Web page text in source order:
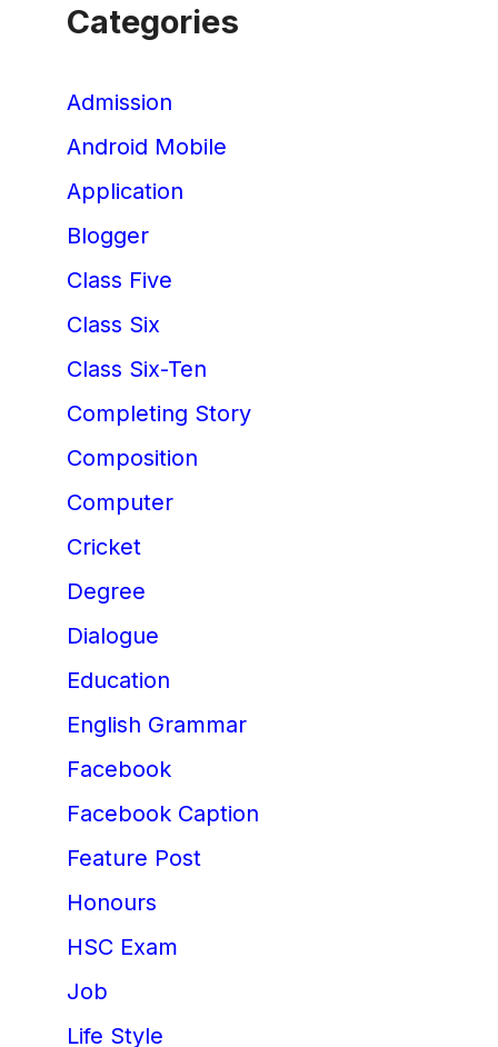
Categories
Admission
Android Mobile
Application
Blogger
Class Five
Class Six
Class Six-Ten
Completing Story
Composition
Computer
Cricket
Degree
Dialogue
Education
English Grammar
Facebook
Facebook Caption
Feature Post
Honours
HSC Exam
Job
Life Style